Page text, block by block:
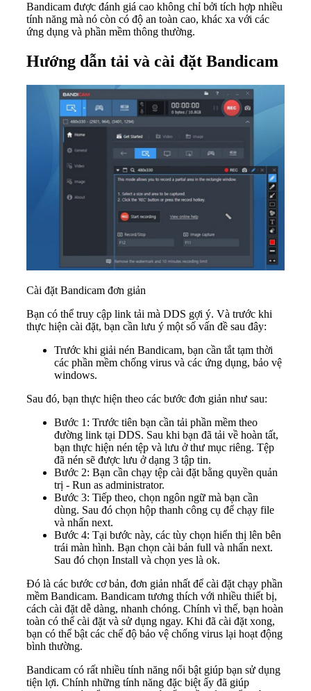
Bandicam được đánh giá cao không chỉ bởi tích hợp nhiều
tính năng mà nó còn có độ an toàn cao, khác xa với các
ứng dụng và phần mềm thông thường.
Hướng dẫn tải và cài đặt Bandicam
Cài đặt Bandicam đơn giản
Bạn có thể truy cập link tải mà DDS gợi ý. Và trước khi
thực hiện cài đặt, bạn cần lưu ý một số vấn đề sau đây:
Trước khi giải nén Bandicam, bạn cần tắt tạm thời
các phần mềm chống virus và các ứng dụng, bảo vệ
windows.
Sau đó, bạn thực hiện theo các bước đơn giản như sau:
Bước 1: Trước tiên bạn cần tải phần mềm theo
đường link tại DDS. Sau khi bạn đã tải về hoàn tất,
bạn thực hiện nén tệp và lưu ở thư mục riêng. Tệp
đã nén sẽ được lưu ở dạng 3 tập tin.
Bước 2: Bạn cần chạy tệp cài đặt bằng quyền quản
trị - Run as administrator.
Bước 3: Tiếp theo, chọn ngôn ngữ mà bạn cần
dùng. Sau đó chọn hộp thanh công cụ để chạy file
và nhấn next.
Bước 4: Tại bước này, các tùy chọn hiển thị lên bên
trái màn hình. Bạn chọn cài bản full và nhấn next.
Sau đó chọn Install và chọn yes là ok.
Đó là các bước cơ bản, đơn giản nhất để cài đặt chạy phần
mềm Bandicam. Bandicam tương thích với nhiều thiết bị,
cách cài đặt dễ dàng, nhanh chóng. Chính vì thế, bạn hoàn
toàn có thể cài đặt và sử dụng ngay. Khi đã cài đặt xong,
bạn có thể bật các chế độ bảo vệ chống virus lại hoạt động
bình thường.
Bandicam có rất nhiều tính năng nổi bật giúp bạn sử dụng
tiện lợi. Chính những tính năng đặc biệt ấy đã giúp